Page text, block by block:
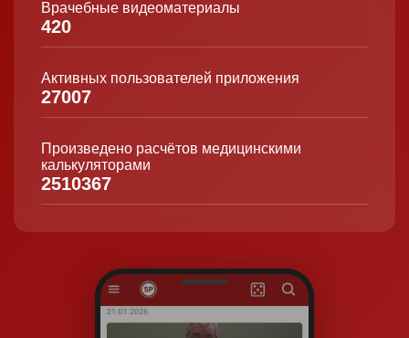
Врачебные видеоматериалы
420
Активных пользователей приложения
27007
Произведено расчётов медицинскими
калькуляторами
2510367